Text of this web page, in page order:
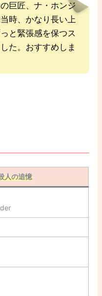
巨匠、ナ・ホンジ
時、かなり長い上
と緊張感を保つス
た。おすすめしま
人の追憶